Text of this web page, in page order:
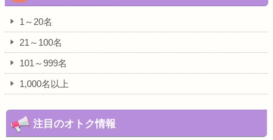
1～20名
21～100名
101～999名
1,000名以上
注目のオトク情報